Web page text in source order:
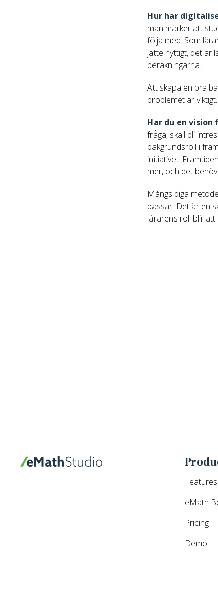
Hur har
man märker att
följa med. Som
jätte nyttigt, det är
beräkningarna.
Att skapa en bra
problemet är viktigt.
Har du en
fråga, skall bli
bakgrundsroll i
initiativet.
mer, och det
Mångsidiga
passar. Det är en
lärarens roll blir
Features
eMath
Pricing
Demo